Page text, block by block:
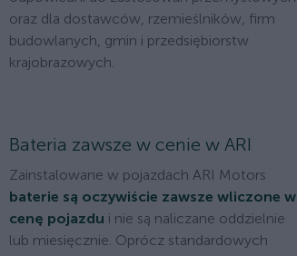
oraz dla dostawców, rzemieślników, firm
budowlanych, gmin i przedsiębiorstw
krajobrazowych.
Bateria zawsze w cenie w ARI
Zainstalowane w pojazdach ARI Motors
baterie są oczywiście zawsze wliczone w
cenę pojazdu i nie są naliczane oddzielnie
lub miesięcznie. Oprócz standardowych